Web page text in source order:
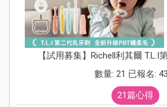
【試用募集】Richell利其爾 T.L.I
數量: 21 已報名:
21篇心得